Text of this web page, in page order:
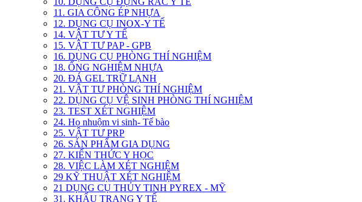
11. GIA CÔNG ÉP NHỰA
12. DỤNG CỤ INOX-Y TẾ
14. VẬT TƯ Y TẾ
15. VẬT TƯ PAP - GPB
16. DỤNG CỤ PHÒNG THÍ NGHIỆM
18. ỐNG NGHIỆM NHỰA
20. ĐÁ GEL TRỮ LẠNH
21. VẬT TƯ PHÒNG THÍ NGHIỆM
22. DỤNG CỤ VỆ SINH PHÒNG THÍ NGHIỆM
23. TEST XÉT NGHIỆM
24. Họ nhuộm vi sinh- Tế bào
25. VẬT TƯ PRP
26. SẢN PHẨM GIA DỤNG
27. KIẾN THỨC Y HỌC
28. VIỆC LÀM XÉT NGHIỆM
29 KỸ THUẬT XÉT NGHIỆM
21 DỤNG CỤ THỦY TINH PYREX - MỸ
31. KHẨU TRANG Y TẾ